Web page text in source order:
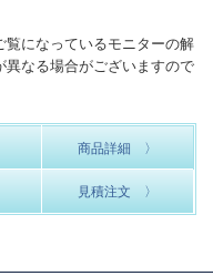
になっているモニターの解
なる場合がございますので
商品詳細 〉
見積注文 〉